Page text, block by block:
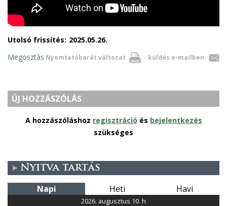
Utolsó frissítés: 2025.05.26.
Nyomtatóbarát változat küldés e-mailben
Megosztás
ÚJ HOZZÁSZÓLÁS
A hozzászóláshoz regisztráció és bejelentkezés
szükséges
Nyitva tartás
Napi Heti Havi
2026. augusztus 10. h